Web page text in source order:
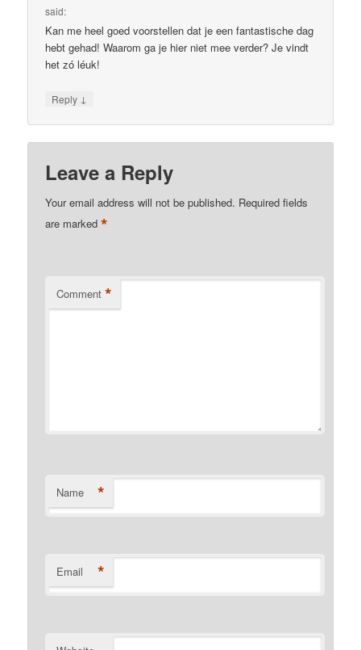
said:
Kan me heel goed voorstellen dat je een fantastische dag
hebt gehad! Waarom ga je hier niet mee verder? Je vindt
het zó léuk!
Reply ↓
Leave a Reply
Your email address will not be published. Required fields
are marked*
Comment *
Name *
Email *